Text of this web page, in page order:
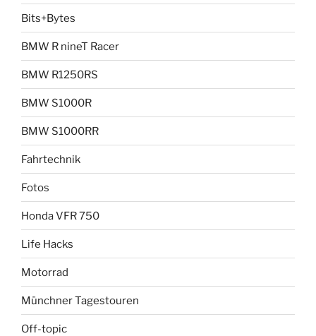
Bits+Bytes
BMW R nineT Racer
BMW R1250RS
BMW S1000R
BMW S1000RR
Fahrtechnik
Fotos
Honda VFR 750
Life Hacks
Motorrad
Münchner Tagestouren
Off-topic